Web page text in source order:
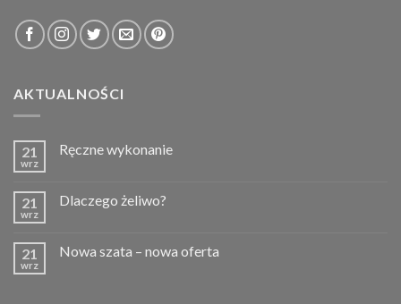
AKTUALNOŚCI
21
wrz
Ręczne wykonanie
21
wrz
Dlaczego żeliwo?
21
wrz
Nowa szata – nowa oferta